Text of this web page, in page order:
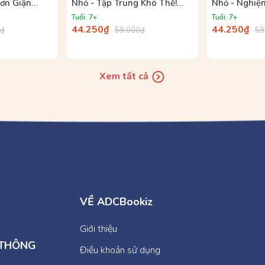
Giận
Chế
Nhỏ - Tập Trung Khó Thế!
(Nhưng Tớ Đã Nỗ Lực Hết
Sức, Cực Ngầu!)
Tuổi: 7+
44.250₫ 59.000₫
Nhỏ -
Tử (Nhưng
Thành Công
Tuổi: 7+
44.250₫
Xem tất cả
VỀ ADCBookiz
Giới thiệu
Điều khoản sử dụng